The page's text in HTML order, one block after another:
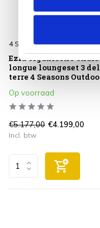
4 Seasons Outdoor
Ezra organische
longue loungeset 3
terre 4 Seasons
Op voorraad
€5.177,00 €4.199,00
Incl. btw